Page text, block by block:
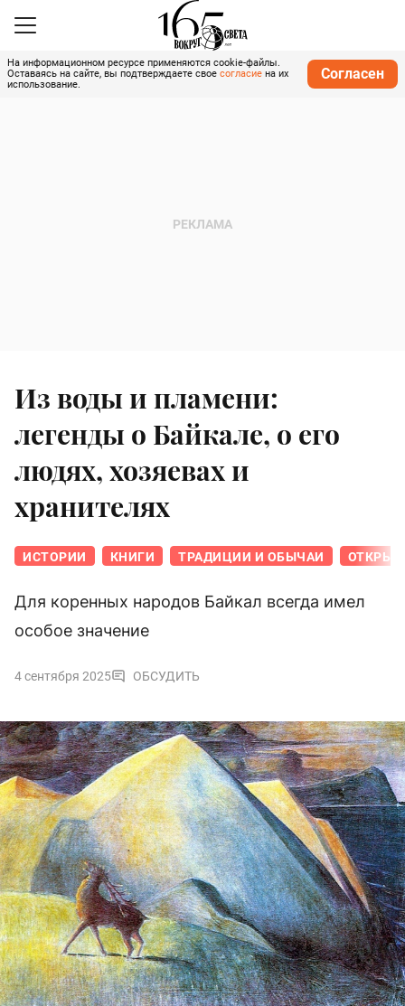
На информационном ресурсе применяются cookie-файлы.
Оставаясь на сайте, вы подтверждаете свое согласие на их
использование.
Согласен
Из воды и пламени:
легенды о Байкале, о его
людях, хозяевах и
хранителях
ИСТОРИИ КНИГИ ТРАДИЦИИ И ОБЫЧАИ
Для коренных народов Байкал всегда имел
особое значение
4 сентября 2025 ОБСУДИТЬ